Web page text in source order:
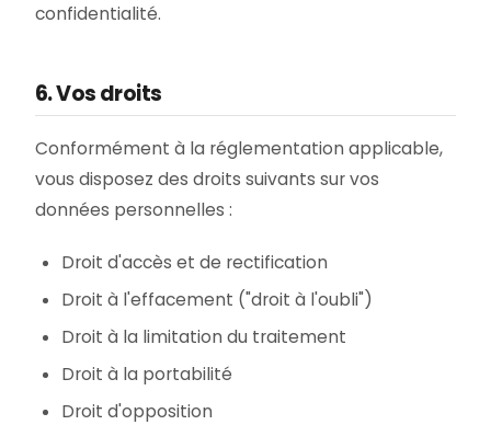
confidentialité.
6. Vos droits
Conformément à la réglementation applicable,
vous disposez des droits suivants sur vos
données personnelles :
Droit d'accès et de rectification
Droit à l'effacement ("droit à l'oubli")
Droit à la limitation du traitement
Droit à la portabilité
Droit d'opposition